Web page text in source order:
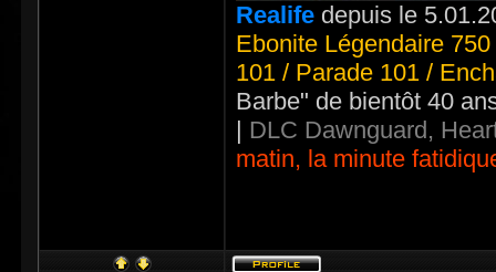
Realife depuis le
Ebonite Légendaire
101 / Parade 101 /
Barbe" de bientôt 40
| DLC Dawnguard,
matin, la minute